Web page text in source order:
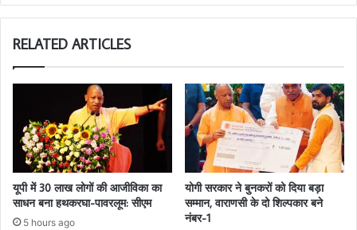
RELATED ARTICLES
यूपी में 30 लाख लोगों की आजीविका का
साधन बना हथकरघा-पावरलूम: सीएम
5 hours ago
योगी सरकार ने बुनकरों को दिया बड़ा
सम्मान, वाराणसी के दो शिल्पकार बने
नंबर-1